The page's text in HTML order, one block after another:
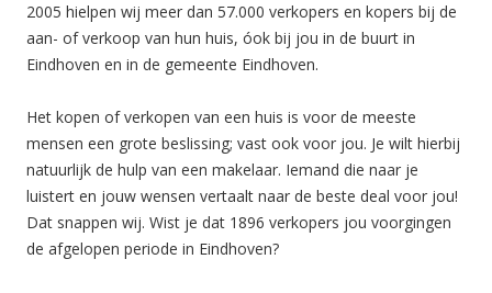
2005 hielpen wij meer dan 57.000 verkopers en kopers bij de
aan- of verkoop van hun huis, óok bij jou in de buurt in
Eindhoven en in de gemeente Eindhoven.
Het kopen of verkopen van een huis is voor de meeste
mensen een grote beslissing; vast ook voor jou. Je wilt hierbij
natuurlijk de hulp van een makelaar. Iemand die naar je
luistert en jouw wensen vertaalt naar de beste deal voor jou!
Dat snappen wij. Wist je dat 1896 verkopers jou voorgingen
de afgelopen periode in Eindhoven?